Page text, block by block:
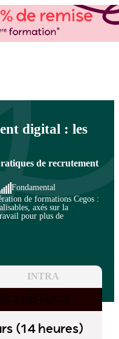
à Paris et en régions
digital : les
de recrutement
Fondamental
de formations Cegos :
axés sur la
pour plus de
INTRA
A DISTANCE
(14 heures)